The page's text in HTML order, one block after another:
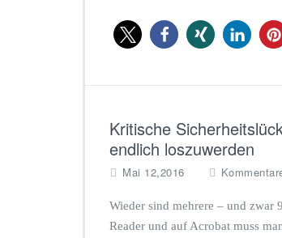
Kritische
endlich loszuwerden
Mai 12,2016
Wieder sind mehrere – und zwar
Reader und auf Acrobat muss